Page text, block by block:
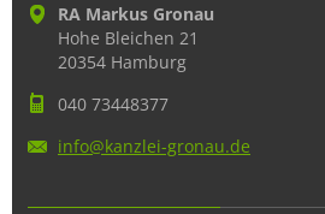
RA Markus Gronau
Hohe Bleichen 21
20354 Hamburg
040 73448377
info@kanzlei-gronau.de